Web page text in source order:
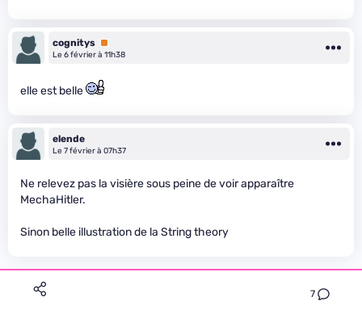
7
cognitys Premium
Le 6 février à 11h38
elle est belle
elende
Le 7 février à 07h37
Ne relevez pas la visière sous peine de voir apparaître
MechaHitler.
Sinon belle illustration de la String theory